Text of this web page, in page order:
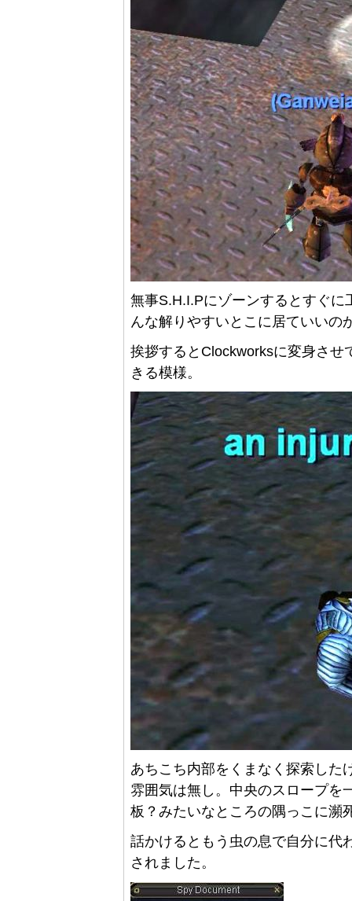
無事S.H.I.Pにゾーンするとすぐ
んな解りやすいとこに居ていいの
挨拶するとClockworksに変身させ
きる模様。
あちこち内部をくまなく探索した
雰囲気は無し。中央のスロープを
板？みたいなところの隅っこに瀕
話かけるともう虫の息で自分に代
されました。